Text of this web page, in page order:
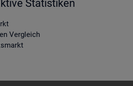
Statistiken
Vergleich